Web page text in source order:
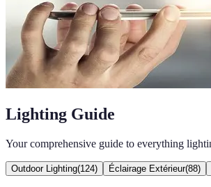
Lighting Guide
Your comprehensive guide to everything
Outdoor Lighting(124) Éclairage Extérieur(88)